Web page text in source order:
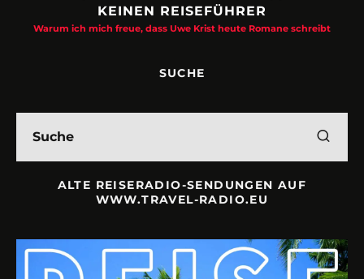
KEINEN REISEFÜHRER
Warum ich mich freue, dass Uwe Krist heute Romane schreibt
SUCHE
ALTE REISERADIO-SENDUNGEN AUF
WWW.TRAVEL-RADIO.EU